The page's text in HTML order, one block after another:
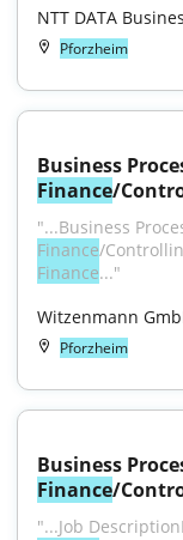
NTT DATA
Pforzheim
Finance/
Finance/
Finance..."
Witzenmann
Pforzheim
Finance/